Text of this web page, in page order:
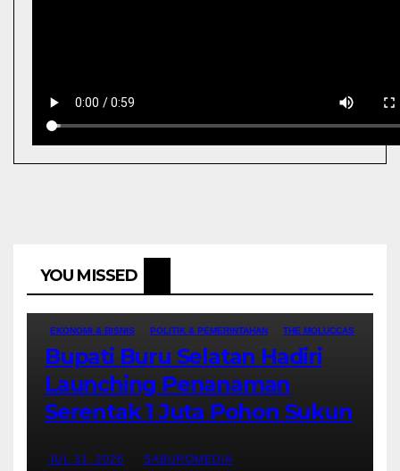
YOU MISSED
EKONOMI & BISNIS POLITIK & PEMERINTAHAN THE MOLUCCAS
Bupati Buru Selatan Hadiri
Launching Penanaman
Serentak 1 Juta Pohon Sukun
JUL 31, 2026 SABUROMEDIA